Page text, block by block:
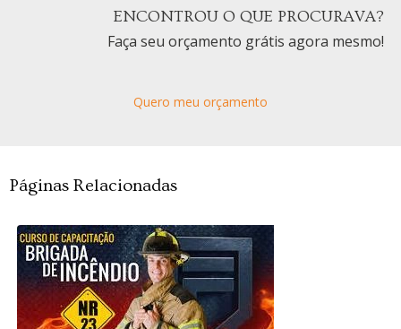
ENCONTROU O QUE PROCURAVA?
Faça seu orçamento grátis agora mesmo!
Quero meu orçamento
Páginas Relacionadas